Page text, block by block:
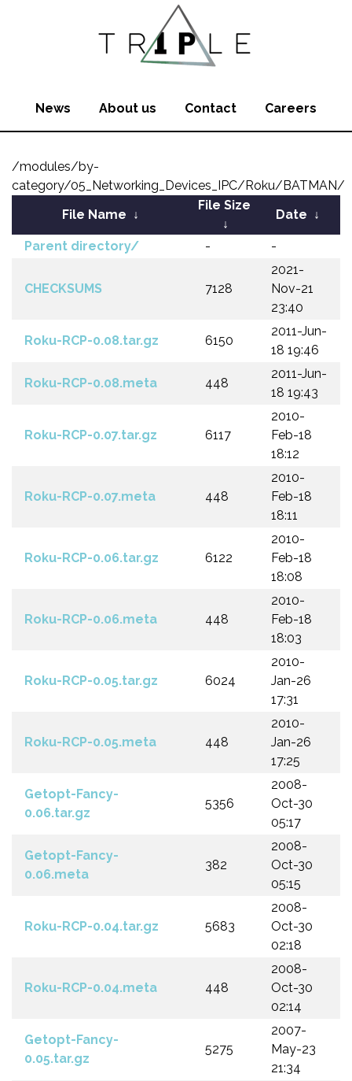
News About us Contact Careers
/modules/by-
category/05_Networking_Devices_IPC/Roku/BATMAN/
File Name ↓
File Size
↓
Date ↓
Parent directory/ - -
CHECKSUMS 7128
2021-
Nov-21
23:40
Roku-RCP-0.08.tar.gz 6150
2011-Jun-
18 19:46
Roku-RCP-0.08.meta 448
2011-Jun-
18 19:43
Roku-RCP-0.07.tar.gz 6117
2010-
Feb-18
18:12
Roku-RCP-0.07.meta 448
2010-
Feb-18
18:11
Roku-RCP-0.06.tar.gz 6122
2010-
Feb-18
18:08
Roku-RCP-0.06.meta 448
2010-
Feb-18
18:03
Roku-RCP-0.05.tar.gz 6024
2010-
Jan-26
17:31
Roku-RCP-0.05.meta 448
2010-
Jan-26
17:25
Getopt-Fancy-
0.06.tar.gz
5356
2008-
Oct-30
05:17
Getopt-Fancy-
0.06.meta
382
2008-
Oct-30
05:15
Roku-RCP-0.04.tar.gz 5683
2008-
Oct-30
02:18
Roku-RCP-0.04.meta 448
2008-
Oct-30
02:14
Getopt-Fancy-
0.05.tar.gz
5275
2007-
May-23
21:34